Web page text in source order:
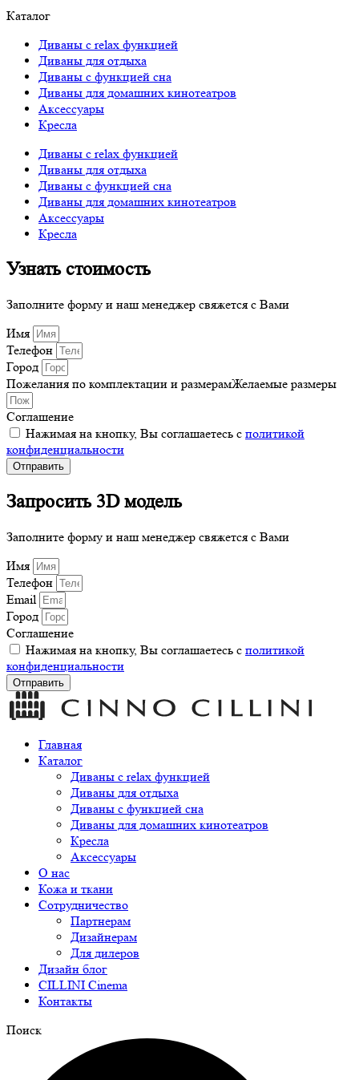
Каталог
Диваны с relax функцией
Диваны для отдыха
Диваны с функцией сна
Диваны для домашних кинотеатров
Аксессуары
Кресла
Диваны с relax функцией
Диваны для отдыха
Диваны с функцией сна
Диваны для домашних кинотеатров
Аксессуары
Кресла
Узнать стоимость
Заполните форму и наш менеджер свяжется с Вами
Имя
Телефон
Город
Пожелания по комплектации и размерамЖелаемые размеры
Соглашение
Нажимая на кнопку, Вы соглашаетесь с политикой
конфиденциальности
Отправить
Запросить 3D модель
Заполните форму и наш менеджер свяжется с Вами
Имя
Телефон
Email
Город
Соглашение
Нажимая на кнопку, Вы соглашаетесь с политикой
конфиденциальности
Отправить
Главная
Каталог
Диваны с relax функцией
Диваны для отдыха
Диваны с функцией сна
Диваны для домашних кинотеатров
Кресла
Аксессуары
О нас
Кожа и ткани
Сотрудничество
Партнерам
Дизайнерам
Для дилеров
Дизайн блог
CILLINI Cinema
Контакты
Поиск